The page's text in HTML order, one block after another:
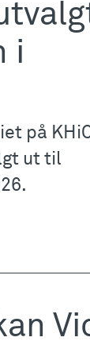
i
på
ut til